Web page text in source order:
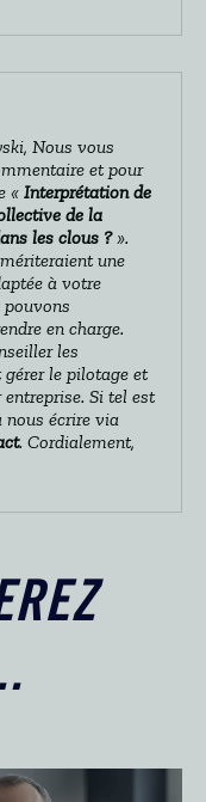
Nous vous
et pour
« Interprétation de
de la
les clous ?».
une
à votre
en charge.
les
le pilotage et
Si tel est
nous écrire via
. Cordialement,